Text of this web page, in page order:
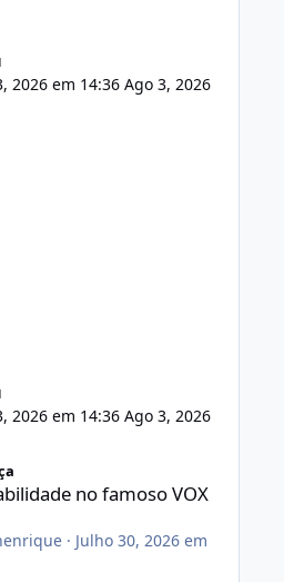
2026 em 14:36 Ago 3, 2026
2026 em 14:36 Ago 3, 2026
VOX
no famoso VOX
· Julho 30, 2026 em